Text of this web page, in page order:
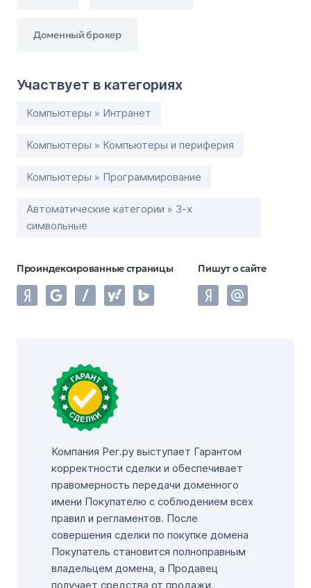
Доменный брокер
Участвует в категориях
Компьютеры » Интранет
Компьютеры » Компьютеры и периферия
Компьютеры » Программирование
Автоматические категории » 3-х
символьные
Проиндексированные страницы Пишут о сайте
Компания Рег.ру выступает Гарантом
корректности сделки и обеспечивает
правомерность передачи доменного
имени Покупателю с соблюдением всех
правил и регламентов. После
совершения сделки по покупке домена
Покупатель становится полноправным
владельцем домена, а Продавец
получает средства от продажи.